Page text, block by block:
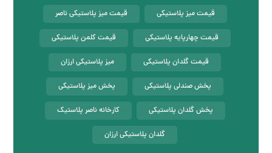
قیمت میز پلاستیکی قیمت میز پلاستیکی ناصر
قیمت چهارپایه پلاستیکی قیمت کلمن پلاستیکی
قیمت گلدان پلاستیکی میز پلاستیکی ارزان
پخش صندلی پلاستیکی پخش میز پلاستیکی
پخش گلدان پلاستیکی کارخانه ناصر پلاستیک
گلدان پلاستیکی ارزان